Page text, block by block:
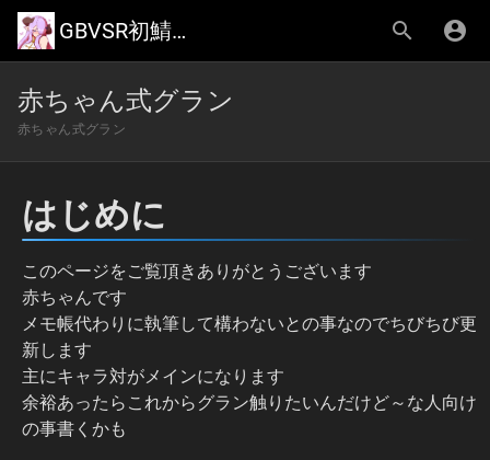
GBVSR初鯖攻略Wiki
赤ちゃん式グラン
赤ちゃん式グラン
はじめに
このページをご覧頂きありがとうございます
赤ちゃんです
メモ帳代わりに執筆して構わないとの事なのでちびちび更
新します
主にキャラ対がメインになります
余裕あったらこれからグラン触りたいんだけど～な人向け
の事書くかも